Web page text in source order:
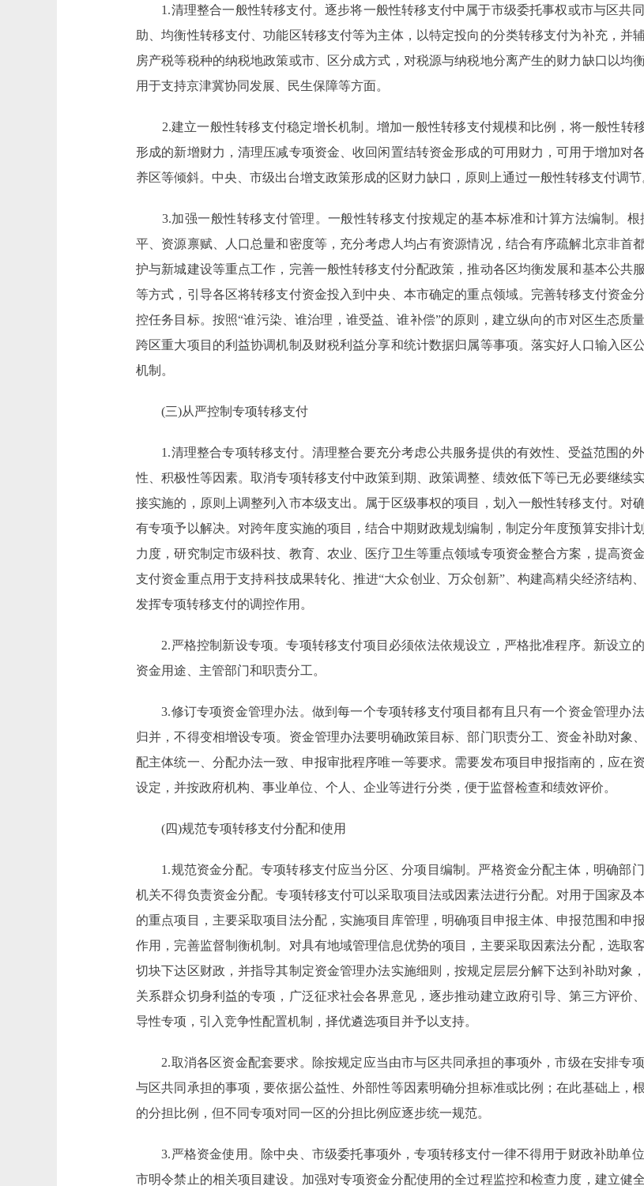
1.清理整合一般性转移支付。逐步将一般性转移支付中属于市级委托事权或市与区共
助、均衡性转移支付、功能区转移支付等为主体，以特定投向的分类转移支付为补充，并
房产税等税种的纳税地政策或市、区分成方式，对税源与纳税地分离产生的财力缺口以均
用于支持京津冀协同发展、民生保障等方面。
2.建立一般性转移支付稳定增长机制。增加一般性转移支付规模和比例，将一般性转
形成的新增财力，清理压减专项资金、收回闲置结转资金形成的可用财力，可用于增加对
养区等倾斜。中央、市级出台增支政策形成的区财力缺口，原则上通过一般性转移支付调节
3.加强一般性转移支付管理。一般性转移支付按规定的基本标准和计算方法编制。根
平、资源禀赋、人口总量和密度等，充分考虑人均占有资源情况，结合有序疏解北京非首
护与新城建设等重点工作，完善一般性转移支付分配政策，推动各区均衡发展和基本公共
等方式，引导各区将转移支付资金投入到中央、本市确定的重点领域。完善转移支付资金
控任务目标。按照“谁污染、谁治理，谁受益、谁补偿”的原则，建立纵向的市对区生态质
跨区重大项目的利益协调机制及财税利益分享和统计数据归属等事项。落实好人口输入区
机制。
(三)从严控制专项转移支付
1.清理整合专项转移支付。清理整合要充分考虑公共服务提供的有效性、受益范围的
性、积极性等因素。取消专项转移支付中政策到期、政策调整、绩效低下等已无必要继续
接实施的，原则上调整列入市本级支出。属于区级事权的项目，划入一般性转移支付。对
有专项予以解决。对跨年度实施的项目，结合中期财政规划编制，制定分年度预算安排计
力度，研究制定市级科技、教育、农业、医疗卫生等重点领域专项资金整合方案，提高资
支付资金重点用于支持科技成果转化、推进“大众创业、万众创新”、构建高精尖经济结构
发挥专项转移支付的调控作用。
2.严格控制新设专项。专项转移支付项目必须依法依规设立，严格批准程序。新设立的
资金用途、主管部门和职责分工。
3.修订专项资金管理办法。做到每一个专项转移支付项目都有且只有一个资金管理办
归并，不得变相增设专项。资金管理办法要明确政策目标、部门职责分工、资金补助对象
配主体统一、分配办法一致、申报审批程序唯一等要求。需要发布项目申报指南的，应在
设定，并按政府机构、事业单位、个人、企业等进行分类，便于监督检查和绩效评价。
(四)规范专项转移支付分配和使用
1.规范资金分配。专项转移支付应当分区、分项目编制。严格资金分配主体，明确部
机关不得负责资金分配。专项转移支付可以采取项目法或因素法进行分配。对用于国家及
的重点项目，主要采取项目法分配，实施项目库管理，明确项目申报主体、申报范围和申
作用，完善监督制衡机制。对具有地域管理信息优势的项目，主要采取因素法分配，选取
切块下达区财政，并指导其制定资金管理办法实施细则，按规定层层分解下达到补助对象
关系群众切身利益的专项，广泛征求社会各界意见，逐步推动建立政府引导、第三方评价
导性专项，引入竞争性配置机制，择优遴选项目并予以支持。
2.取消各区资金配套要求。除按规定应当由市与区共同承担的事项外，市级在安排专
与区共同承担的事项，要依据公益性、外部性等因素明确分担标准或比例；在此基础上，
的分担比例，但不同专项对同一区的分担比例应逐步统一规范。
3.严格资金使用。除中央、市级委托事项外，专项转移支付一律不得用于财政补助单
市明令禁止的相关项目建设。加强对专项资金分配使用的全过程监控和检查力度，建立健